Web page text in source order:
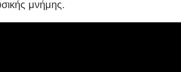
μνήμης.